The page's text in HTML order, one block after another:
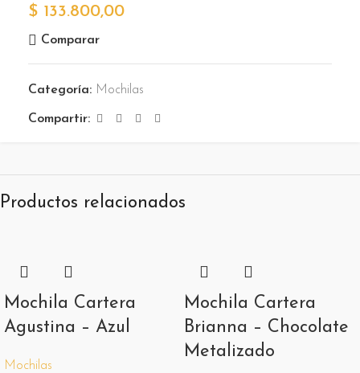
$ 133.800,00
Comparar
Categoría: Mochilas
Compartir:
Productos relacionados
Mochila Cartera
Agustina – Azul
Mochilas
Mochila Cartera
Brianna – Chocolate
Metalizado